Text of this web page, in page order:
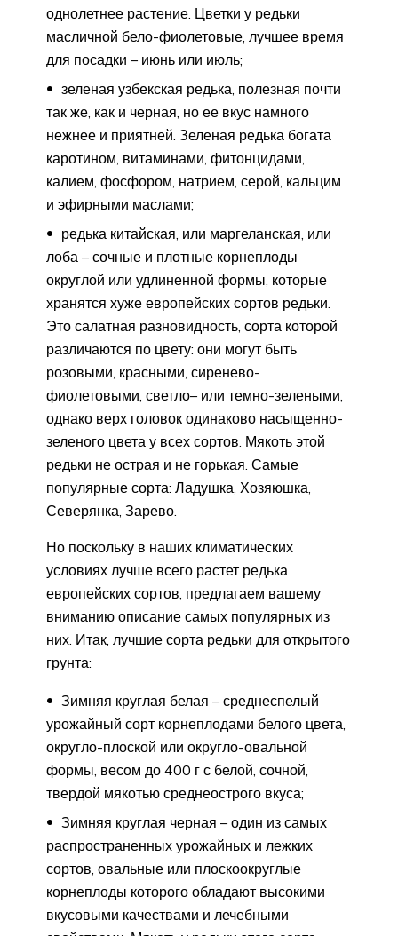
однолетнее растение. Цветки у редьки
масличной бело-фиолетовые, лучшее время
для посадки – июнь или июль;
зеленая узбекская редька, полезная почти
так же, как и черная, но ее вкус намного
нежнее и приятней. Зеленая редька богата
каротином, витаминами, фитонцидами,
калием, фосфором, натрием, серой, кальцим
и эфирными маслами;
редька китайская, или маргеланская, или
лоба – сочные и плотные корнеплоды
округлой или удлиненной формы, которые
хранятся хуже европейских сортов редьки.
Это салатная разновидность, сорта которой
различаются по цвету: они могут быть
розовыми, красными, сиренево-
фиолетовыми, светло– или темно-зелеными,
однако верх головок одинаково насыщенно-
зеленого цвета у всех сортов. Мякоть этой
редьки не острая и не горькая. Самые
популярные сорта: Ладушка, Хозяюшка,
Северянка, Зарево.
Но поскольку в наших климатических
условиях лучше всего растет редька
европейских сортов, предлагаем вашему
вниманию описание самых популярных из
них. Итак, лучшие сорта редьки для открытого
грунта:
Зимняя круглая белая – среднеспелый
урожайный сорт корнеплодами белого цвета,
округло-плоской или округло-овальной
формы, весом до 400 г с белой, сочной,
твердой мякотью среднеострого вкуса;
Зимняя круглая черная – один из самых
распространенных урожайных и лежких
сортов, овальные или плоскоокруглые
корнеплоды которого обладают высокими
вкусовыми качествами и лечебными